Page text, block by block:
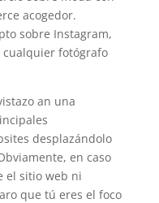
acogedor.
sobre Instagram,
fotógrafo
an una
desplazándolo
en caso
el sitio web ni
que tú eres el foco